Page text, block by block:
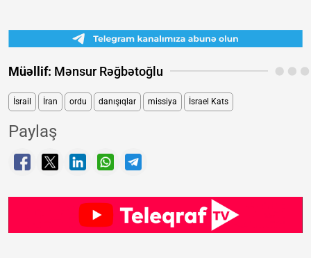
Müəllif: Mənsur Rəğbətoğlu
İsrail İran ordu danışıqlar missiya İsrael Kats
Paylaş